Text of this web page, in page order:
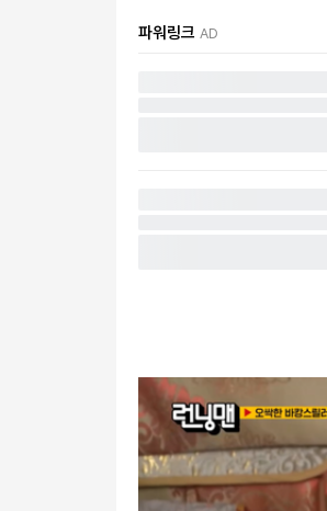
파워링크 AD